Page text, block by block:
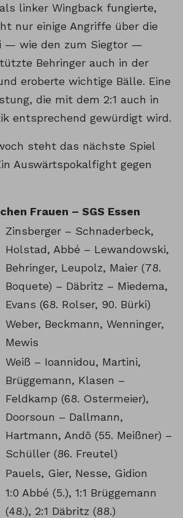
linker Wingback fungierte,
nur einige Angriffe über die
— wie den zum Siegtor —
Behringer auch in der
eroberte wichtige Bälle. Eine
die mit dem 2:1 auch in
entsprechend gewürdigt wird.
steht das nächste Spiel
Auswärtspokalfight gegen
Frauen – SGS Essen
Zinsberger – Schnaderbeck,
Holstad, Abbé – Lewandowski,
Behringer, Leupolz, Maier (78.
Boquete) – Däbritz – Miedema,
Evans (68. Rolser, 90. Bürki)
Weber, Beckmann, Wenninger,
Mewis
Weiß – Ioannidou, Martini,
Brüggemann, Klasen –
Feldkamp (68. Ostermeier),
Doorsoun – Dallmann,
Hartmann, Andō (55. Meißner) –
Schüller (86. Freutel)
Pauels, Gier, Nesse, Gidion
1:0 Abbé (5.), 1:1 Brüggemann
(48.), 2:1 Däbritz (88.)